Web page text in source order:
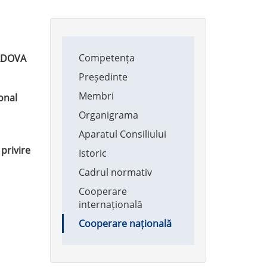
navigation
Competența
Președinte
Membri
Organigrama
Aparatul Consiliului
Istoric
Cadrul normativ
Cooperare
internațională
Cooperare națională